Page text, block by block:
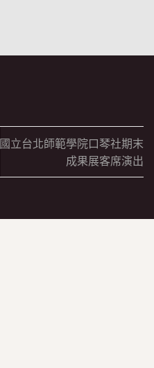
國立台北師範學院口琴社期末
成果展客席演出